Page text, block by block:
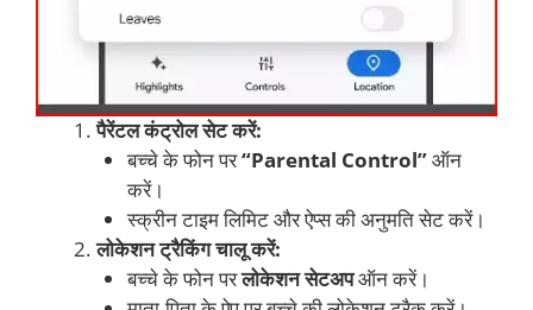
पैरेंटल कंट्रोल सेट करें:
बच्चे के फोन पर“Parental Control”ऑन
करें।
स्क्रीन टाइम लिमिट और ऐप्स की अनुमति सेट करें।
लोकेशन ट्रैकिंग चालू करें:
बच्चे के फोन परलोकेशन सेटअपऑन करें।